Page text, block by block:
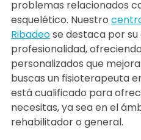
problemas relacionados
esquelético. Nuestro
Ribadeose destaca por
profesionalidad,
personalizados que
buscas un fisioterapeuta
está cualificado para
necesitas, ya sea en el
rehabilitador o general.